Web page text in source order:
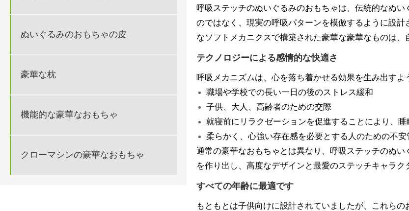
ぬいぐるみのおもちゃの皮
豪華な枕
機能的な豪華なおもちゃ
クローマシンの豪華なおもちゃ
呼吸ステッチのぬいぐるみのおもちゃは、伝統的なぬ
のではなく、現実の呼吸パターンを模倣するように設
なソフトメカニクスで構築された豪華な豪華なものは
テクノロジーによる感情的な快適さ
呼吸メカニズムは、心を落ち着かせる効果を生み出す
職場や学校での長い一日の後のストレス緩和
子供、大人、高齢者のための交際
就寝前にリラクゼーションを促進することにより、
柔らかく、心強い存在感を必要とする人のための不安
通常の豪華なおもちゃとは異なり、呼吸ステッチのぬ
を作り出し、高度なデザインと最愛のステッチキャラク
すべての年齢に最適です
もともとは子供向けに設計されていましたが、これら